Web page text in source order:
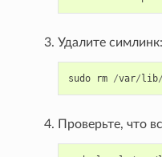
Удалите симлинк:
sudo rm /var/lib/
Проверьте, что